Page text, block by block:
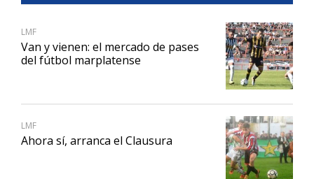
LMF
Van y vienen: el mercado de pases
del fútbol marplatense
LMF
Ahora sí, arranca el Clausura